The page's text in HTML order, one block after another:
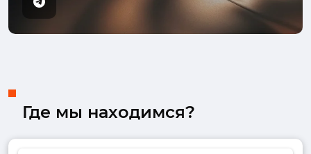
Где мы находимся?